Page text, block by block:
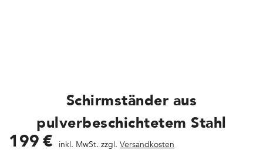
Schirmständer aus
pulverbeschichtetem Stahl
199€ inkl. MwSt. zzgl.Versandkosten